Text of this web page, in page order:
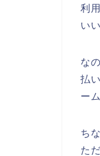
利
い
な
払
ー
ち
た